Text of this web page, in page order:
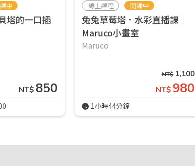
中
塔的一口插
NT$ 850
線上課程 開課中
兔兔草莓塔．水彩直播課｜
Maruco小畫室
Maruco
NT$1,100
NT$ 980
1小時44分鐘